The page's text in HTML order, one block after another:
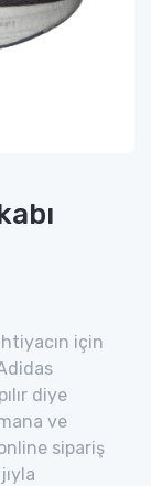
için
diye
ve
sipariş